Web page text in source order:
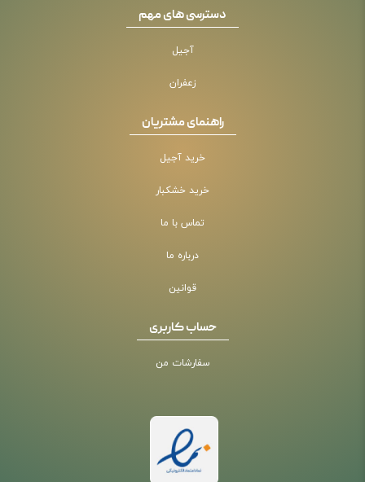
دسترسی های مهم
آجیل
زعفران
راهنمای مشتریان
خرید آجیل
خرید خشکبار
تماس با ما
درباره ما
قوانین
حساب کاربری
سفارشات من